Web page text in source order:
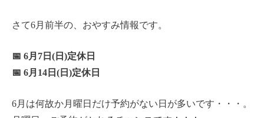
さて6月前半の、おやすみ情報です。
📅 6月7日(日)定休日
📅 6月14日(日)定休日
6月は何故か月曜日だけ予約がない日が多いです・・・。